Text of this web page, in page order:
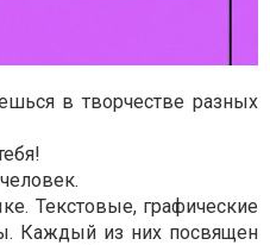
в творчестве разных
Текстовые, графические
Каждый из них посвящен